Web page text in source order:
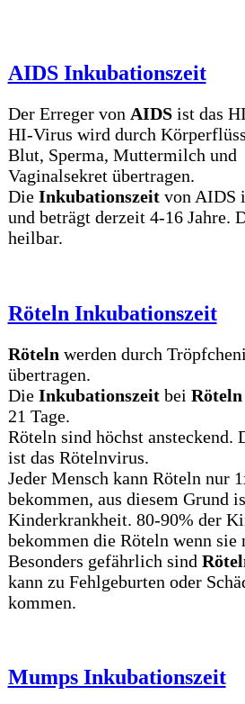
AIDS Inkubationszeit
Der Erreger von AIDSist das
HI-Virus wird durch
Blut, Sperma, Muttermilch und
Vaginalsekret übertragen.
Die Inkubationszeitvon AIDS
und beträgt derzeit 4-16 Jahre.
heilbar.
Röteln Inkubationszeit
Röteln werden durch
übertragen.
Die Inkubationszeitbei Röteln
21 Tage.
Röteln sind höchst ansteckend.
ist das Rötelnvirus.
Jeder Mensch kann Röteln nur
bekommen, aus diesem Grund
Kinderkrankheit. 80-90% der
bekommen die Röteln wenn
Besonders gefährlich sind
kann zu Fehlgeburten oder
kommen.
Mumps Inkubationszeit